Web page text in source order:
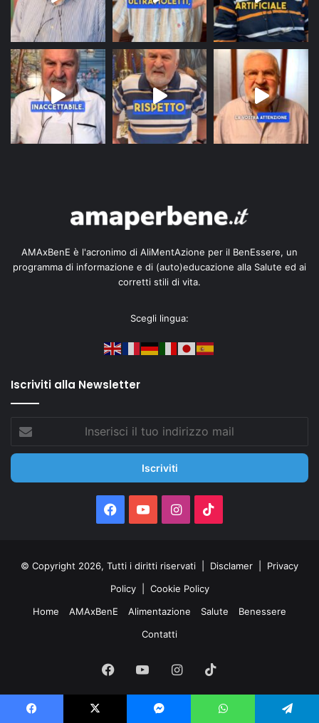
AMAxBenE è l'acronimo di AliMentAzione per il BenEssere, un
programma di informazione e di (auto)educazione alla Salute ed ai
corretti stili di vita.
Scegli lingua:
Iscriviti alla Newsletter
tuo
mail
Facebook
You Instagram
© Copyright 2026, Tutti i diritti riservati | Disclamer
Privacy
Policy
Cookie Policy
Home
AMAxBenE Alimentazione Salute
Benessere
Contatti
Facebook
Tube
Instagram